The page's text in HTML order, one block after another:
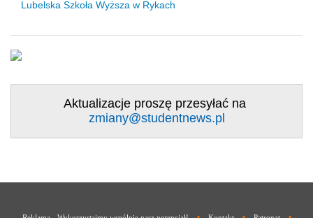
Lubelska Szkoła Wyższa w Rykach
Aktualizacje proszę przesyłać na
zmiany@studentnews.pl